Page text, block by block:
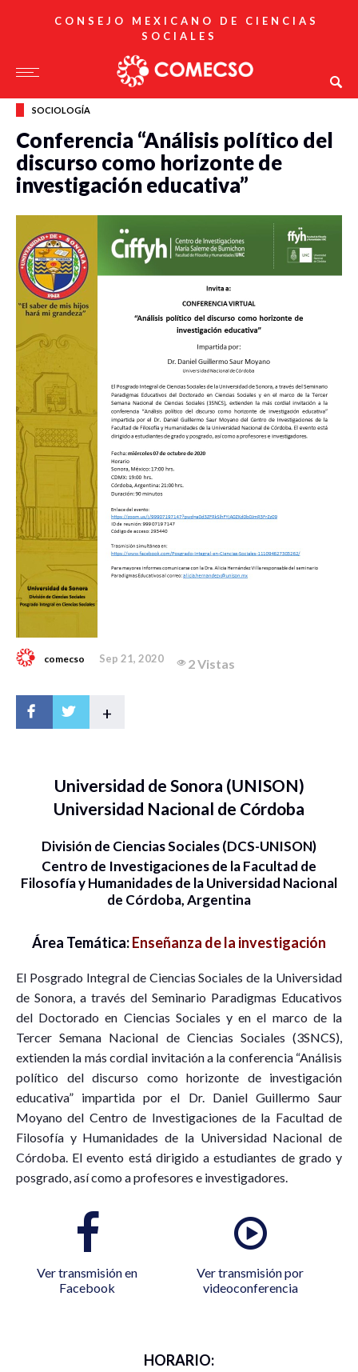
CONSEJO MEXICANO DE CIENCIAS
SOCIALES
SOCIOLOGÍA
Conferencia “Análisis político del
discurso como horizonte de
investigación educativa”
comecso Sep 21, 2020 2 Vistas
+
Universidad de Sonora (UNISON)
Universidad Nacional de Córdoba
División de Ciencias Sociales (DCS-UNISON)
Centro de Investigaciones de la Facultad de
Filosofía y Humanidades de la Universidad Nacional
de Córdoba, Argentina
Área Temática:Enseñanza de la investigación
El Posgrado Integral de Ciencias Sociales de la Universidad
de Sonora, a través del Seminario Paradigmas Educativos
del Doctorado en Ciencias Sociales y en el marco de la
Tercer Semana Nacional de Ciencias Sociales (3SNCS),
extienden la más cordial invitación a la conferencia “Análisis
político del discurso como horizonte de investigación
educativa” impartida por el Dr. Daniel Guillermo Saur
Moyano del Centro de Investigaciones de la Facultad de
Filosofía y Humanidades de la Universidad Nacional de
Córdoba. El evento está dirigido a estudiantes de grado y
posgrado, así como a profesores e investigadores.
Ver transmisión en
Facebook
Ver transmisión por
videoconferencia
HORARIO: